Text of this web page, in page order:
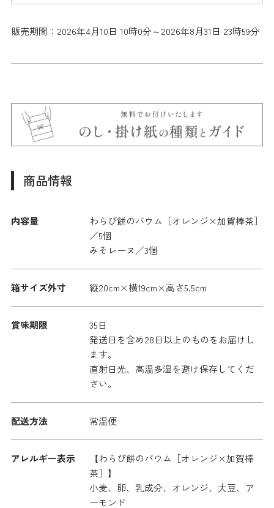
販売期間：2026年4月10日 10時0分～2026年8月31日 23時59分
商品情報
内容量
わらび餅のバウム［オレンジ×加賀棒茶］
／5個
みそレーヌ／3個
箱サイズ外寸 縦20cm×横19cm×高さ5.5cm
賞味期限
35日
発送日を含め28日以上のものをお届けし
ます。
直射日光、高温多湿を避け保存してくだ
さい。
配送方法 常温便
アレルギー表示
【わらび餅のバウム［オレンジ×加賀棒
茶］】
小麦、卵、乳成分、オレンジ、大豆、ア
ーモンド